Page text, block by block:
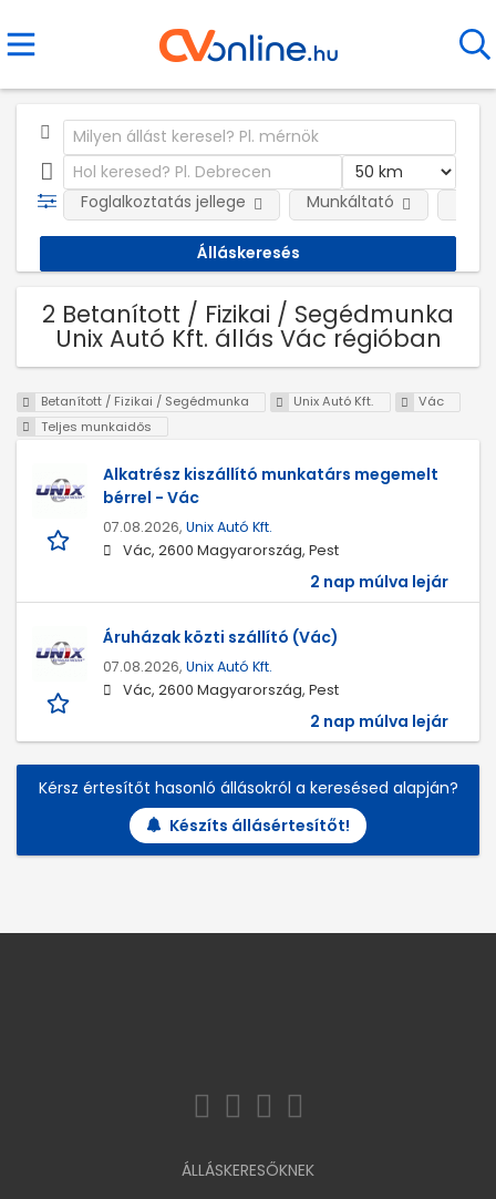
Foglalkoztatás jellege Munkáltató
2 Betanított / Fizikai / Segédmunka
Unix Autó Kft. állás Vác régióban
Betanított / Fizikai / Segédmunka Unix Autó Kft.
Vác
Teljes munkaidős
Alkatrész kiszállító munkatárs megemelt
bérrel - Vác
07.08.2026, Unix Autó Kft.
Vác, 2600 Magyarország, Pest
2 nap múlva lejár
Áruházak közti szállító (Vác)
07.08.2026, Unix Autó Kft.
Vác, 2600 Magyarország, Pest
2 nap múlva lejár
Kérsz értesítőt hasonló állásokról a keresésed alapján?
Készíts állásértesítőt!
ÁLLÁSKERESŐKNEK